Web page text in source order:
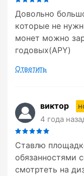
Довольно
которые не
монет можно
годовых(APY)
Ответить
виктор
4 года
Ставлю
обязанностями
смотртеть на